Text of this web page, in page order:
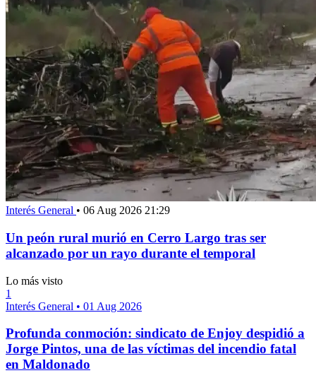
Interés General • 06 Aug 2026 21:29
Un peón rural murió en Cerro Largo tras ser
alcanzado por un rayo durante el temporal
Lo más visto
1
Interés General • 01 Aug 2026
Profunda conmoción: sindicato de Enjoy despidió a
Jorge Pintos, una de las víctimas del incendio fatal
en Maldonado